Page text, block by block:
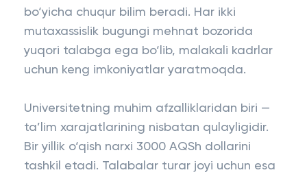
bo‘yicha chuqur bilim beradi. Har ikki
mutaxassislik bugungi mehnat bozorida
yuqori talabga ega bo‘lib, malakali kadrlar
uchun keng imkoniyatlar yaratmoqda.
Universitetning muhim afzalliklaridan biri —
ta’lim xarajatlarining nisbatan qulayligidir.
Bir yillik o‘qish narxi 3000 AQSh dollarini
tashkil etadi. Talabalar turar joyi uchun esa